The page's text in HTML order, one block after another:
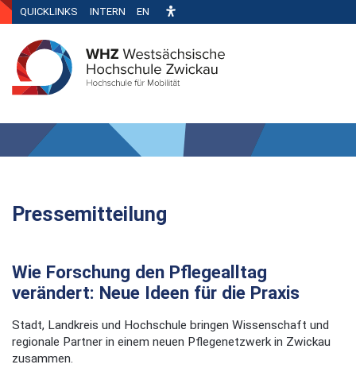
QUICKLINKS INTERN EN
Pressemitteilung
Wie Forschung den Pflegealltag
verändert: Neue Ideen für die Praxis
Stadt, Landkreis und Hochschule bringen Wissenschaft und
regionale Partner in einem neuen Pflegenetzwerk in Zwickau
zusammen.